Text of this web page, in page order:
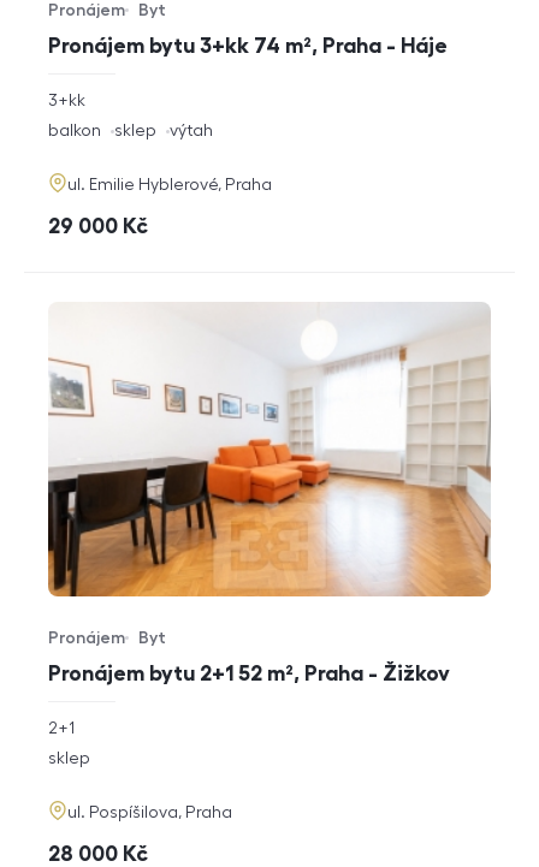
Pronájem bytu 3+kk 74 m², Praha - Háje
Typ nabídky
Pronájem
Typ nemovitosti
Byt
rozměry
3+kk
funkce
balkon sklep výtah
adresa
ul. Emilie Hyblerové, Praha
cena
29 000 Kč
Pronájem bytu 2+1 52 m², Praha - Žižkov
Typ nabídky
Pronájem
Typ nemovitosti
Byt
rozměry
2+1
funkce
sklep
adresa
ul. Pospíšilova, Praha
cena
28 000 Kč